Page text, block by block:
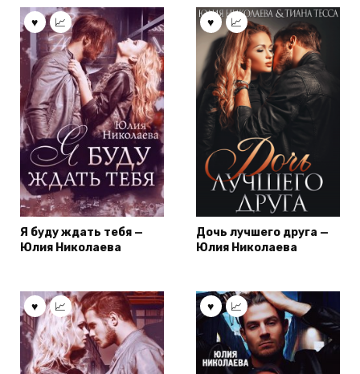
Я буду ждать тебя —
Юлия Николаева
Дочь лучшего друга —
Юлия Николаева